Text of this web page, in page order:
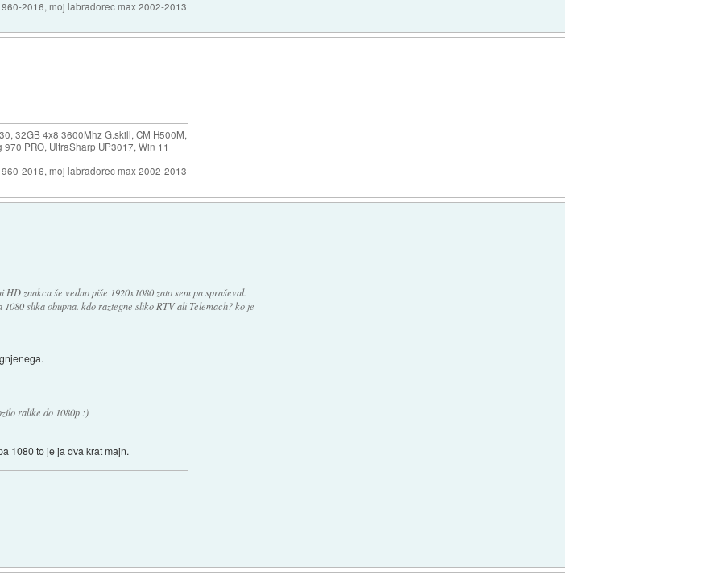
2016, moj labradorec max 2002-2013
32GB 4x8 3600Mhz G.skill, CM H500M,
PRO, UltraSharp UP3017, Win 11
2016, moj labradorec max 2002-2013
znakca še vedno piše 1920x1080 zato sem pa spraševal.
slika obupna. kdo raztegne sliko RTV ali Telemach? ko je
ralike do 1080p :)
1080 to je ja dva krat majn.